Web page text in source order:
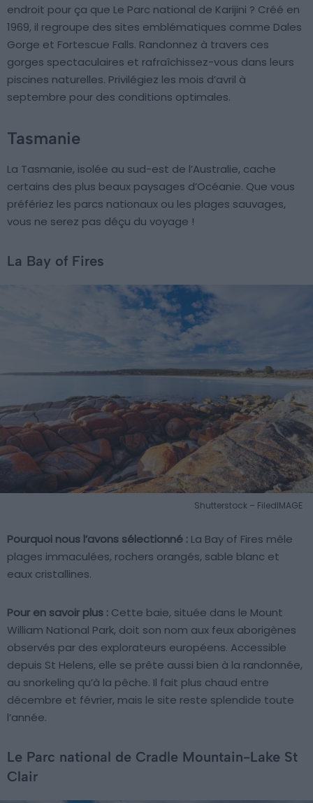
endroit pour ça que Le Parc national de Karijini ? Créé en
1969, il regroupe des sites emblématiques comme Dales
Gorge et Fortescue Falls. Randonnez à travers ces
gorges spectaculaires et rafraîchissez-vous dans leurs
piscines naturelles. Privilégiez les mois d’avril à
septembre pour des conditions optimales.
Tasmanie
La Tasmanie, isolée au sud-est de l’Australie, cache
certains des plus beaux paysages d’Océanie. Que vous
préfériez les parcs nationaux ou les plages sauvages,
vous ne serez pas déçu du voyage !
La Bay of Fires
Shutterstock – FiledIMAGE
Pourquoi nous l’avons sélectionné : La Bay of Fires mêle
plages immaculées, rochers orangés, sable blanc et
eaux cristallines.
Pour en savoir plus : Cette baie, située dans le Mount
William National Park, doit son nom aux feux aborigènes
observés par des explorateurs européens. Accessible
depuis St Helens, elle se prête aussi bien à la randonnée,
au snorkeling qu’à la pêche. Il fait plus chaud entre
décembre et février, mais le site reste splendide toute
l’année.
Le Parc national de Cradle Mountain-Lake St
Clair